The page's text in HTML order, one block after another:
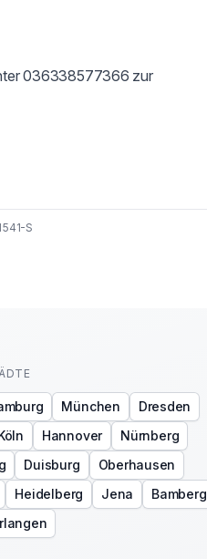
036338577366 zur
S
München
Dresden
Hannover
Nürnberg
Duisburg
Oberhausen
Heidelberg Jena
Bamberg